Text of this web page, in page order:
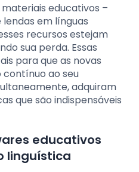
educativos –
em línguas
recursos estejam
sua perda. Essas
para que as novas
ao seu
adquiram
que são indispensáveis
educativos
linguística